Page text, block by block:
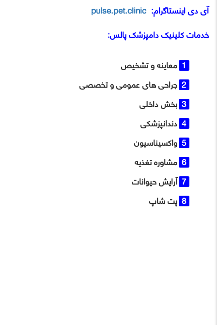
آی ‌دی اینستاگرام: pulse.pet.clinic
خدماتکلینیک دامپزشک پالس:
معاینه و تشخیص
جراحی ‌های عمومی و تخصصی
بخش داخلی
دندانپزشکی
واکسیناسیون
مشاوره تغذیه
آرایش حیوانات
پت شاپ